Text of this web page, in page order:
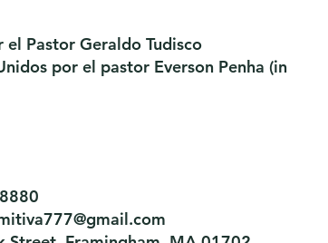
el Pastor Geraldo Tudisco
por el pastor Everson Penha ​(in